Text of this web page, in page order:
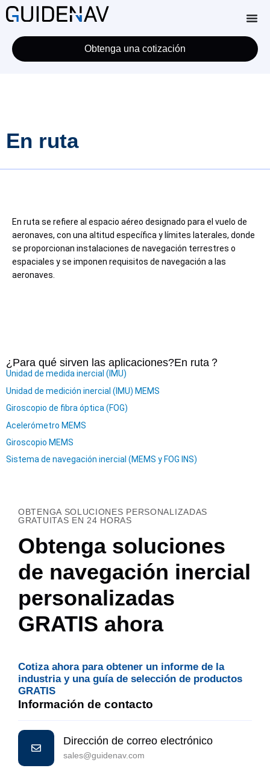
Obtenga una cotización
En ruta
En ruta se refiere al espacio aéreo designado para el vuelo de
aeronaves, con una altitud específica y límites laterales, donde
se proporcionan instalaciones de navegación terrestres o
espaciales y se imponen requisitos de navegación a las
aeronaves.
¿Para qué sirven las aplicaciones?En ruta ？
Unidad de medida inercial (IMU)
Unidad de medición inercial (IMU) MEMS
Giroscopio de fibra óptica (FOG)
Acelerómetro MEMS
Giroscopio MEMS
Sistema de navegación inercial (MEMS y FOG INS)
OBTENGA SOLUCIONES PERSONALIZADAS
GRATUITAS EN 24 HORAS
Obtenga soluciones
de navegación inercial
personalizadas
GRATIS ahora
Cotiza ahora para obtener un informe de la
industria y una guía de selección de productos
GRATIS
Información de contacto
Dirección de correo electrónico
sales@guidenav.com